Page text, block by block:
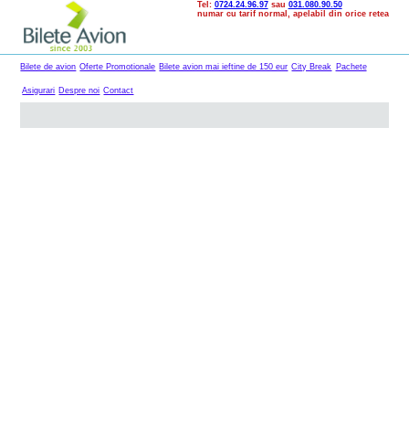
Tel: 0724.24.96.97sau 031.080.90.50
numar cu tarif normal, apelabil din orice retea
Bilete de avion Oferte Promotionale Bilete avion mai ieftine de 150 eur City Break Pachete
Asigurari Despre noi Contact